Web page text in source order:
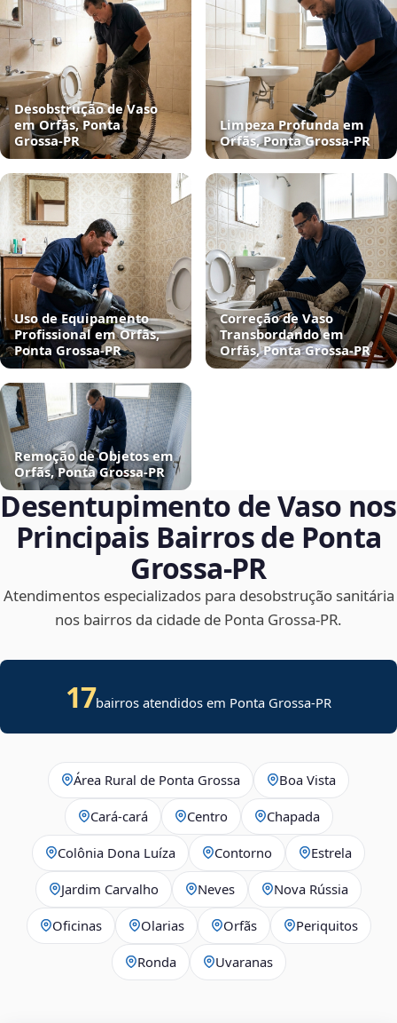
Desobstrução de Vaso
em Orfãs, Ponta
Grossa‑PR
Limpeza Profunda em
Orfãs, Ponta Grossa‑PR
Uso de Equipamento
Profissional em Orfãs,
Ponta Grossa‑PR
Correção de Vaso
Transbordando em
Orfãs, Ponta Grossa‑PR
Remoção de Objetos em
Orfãs, Ponta Grossa‑PR
Desentupimento de Vaso nos
Principais Bairros de Ponta
Grossa‑PR
Atendimentos especializados para desobstrução sanitária
nos bairros da cidade de Ponta Grossa‑PR.
17bairros atendidos em Ponta Grossa-PR
Área Rural de Ponta Grossa Boa Vista
Cará-cará Centro Chapada
Colônia Dona Luíza Contorno Estrela
Jardim Carvalho Neves Nova Rússia
Oficinas Olarias Orfãs Periquitos
Ronda Uvaranas